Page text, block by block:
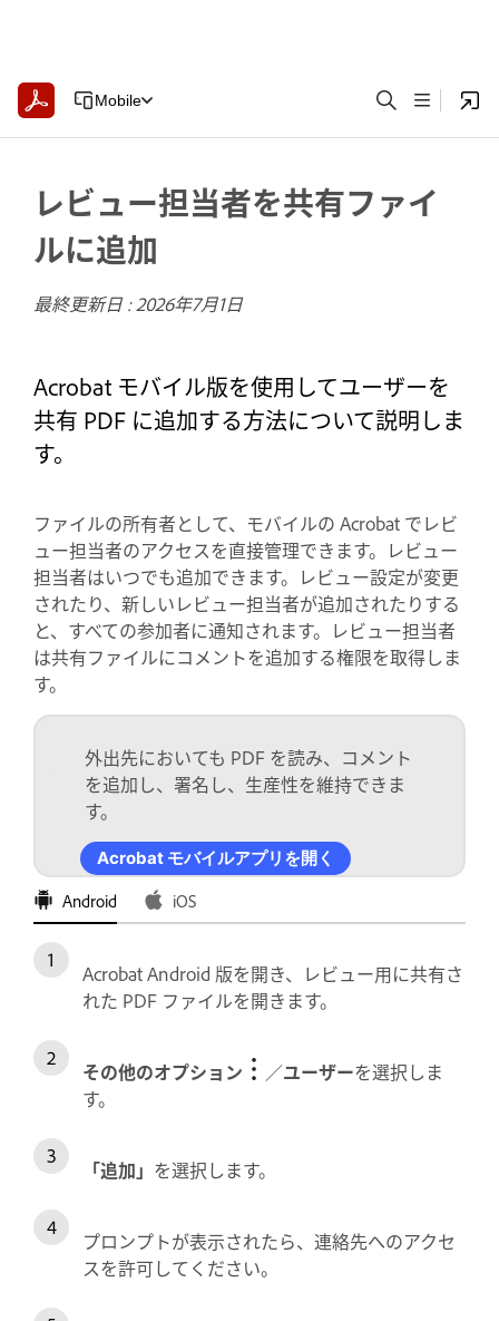
Mobile
レビュー担当者を共有ファイ
ルに追加
最終更新日 :2026年7月1日
Acrobat モバイル版を使用してユーザーを
共有 PDF に追加する方法について説明しま
す。
ファイルの所有者として、モバイルの Acrobat でレビ
ュー担当者のアクセスを直接管理できます。レビュー
担当者はいつでも追加できます。レビュー設定が変更
されたり、新しいレビュー担当者が追加されたりする
と、すべての参加者に通知されます。レビュー担当者
は共有ファイルにコメントを追加する権限を取得しま
す。
外出先においても PDF を読み、コメント
を追加し、署名し、生産性を維持できま
す。
Acrobat モバイルアプリを開く
Android iOS
Acrobat Android 版を開き、レビュー用に共有さ
れた PDF ファイルを開きます。
その他のオプション ／ユーザーを選択しま
す。
「追加」 を選択します。
プロンプトが表示されたら、連絡先へのアクセ
スを許可してください。